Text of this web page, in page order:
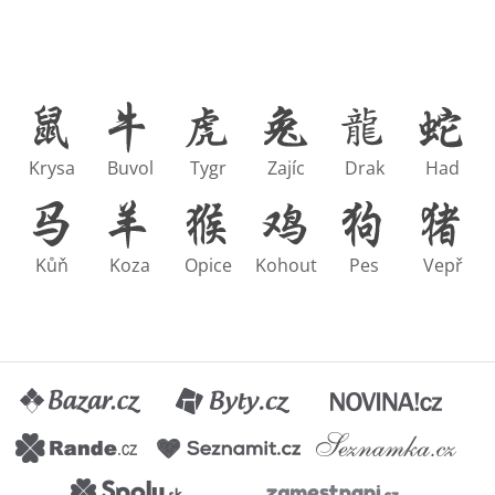
Krysa Buvol Tygr Zajíc Drak Had
Kůň Koza Opice Kohout Pes Vepř